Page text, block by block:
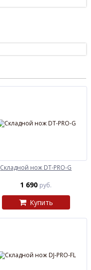
Складной нож DT-PRO-G
1 690 руб.
Купить